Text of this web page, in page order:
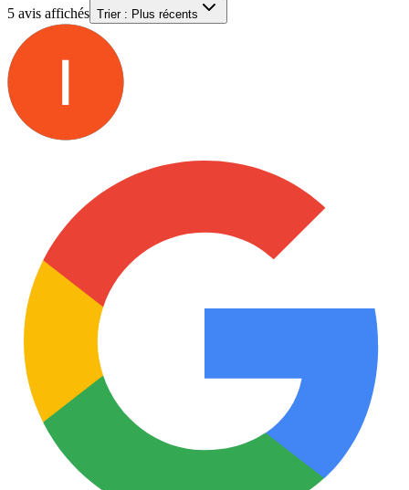
5 avis affichés Trier : Plus récents